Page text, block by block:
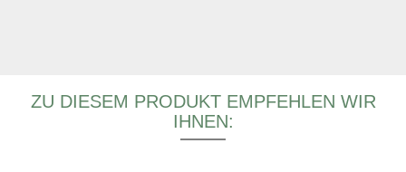
ZU DIESEM PRODUKT EMPFEHLEN WIR
IHNEN: